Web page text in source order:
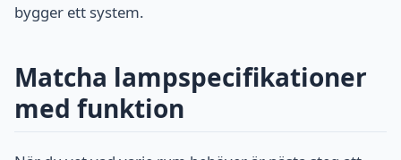
bygger ett system.
Matcha lampspecifikationer
med funktion